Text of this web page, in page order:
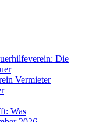
Die
Vermieter
Was